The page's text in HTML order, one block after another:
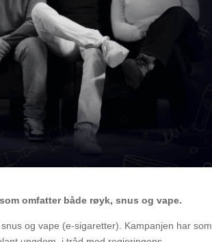
omfatter både røyk, snus og vape.
og vape (e-sigaretter). Kampanjen har som